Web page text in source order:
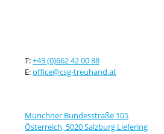
T:+43 (0)662 42 00 88
E:office@csg-treuhand.at
Münchner Bundesstraße 105
Österreich, 5020 Salzburg Liefering